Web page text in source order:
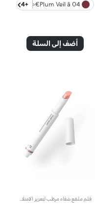
04 Plum Veil â€‹
+4
أضف إلى السلة